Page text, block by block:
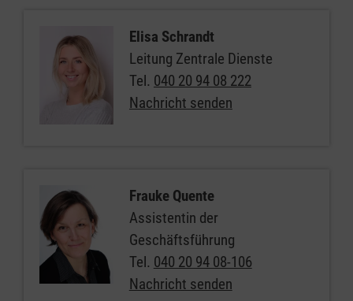
Elisa Schrandt
Leitung Zentrale Dienste
Tel. 040 20 94 08 222
Nachricht senden
Frauke Quente
Assistentin der
Geschäftsführung
Tel. 040 20 94 08-106
Nachricht senden